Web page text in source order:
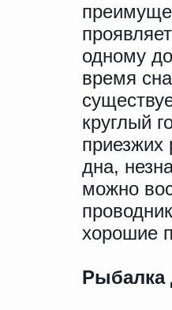
одному
время
круглый
приезжих
дна,
можно
хорошие
Рыбалка